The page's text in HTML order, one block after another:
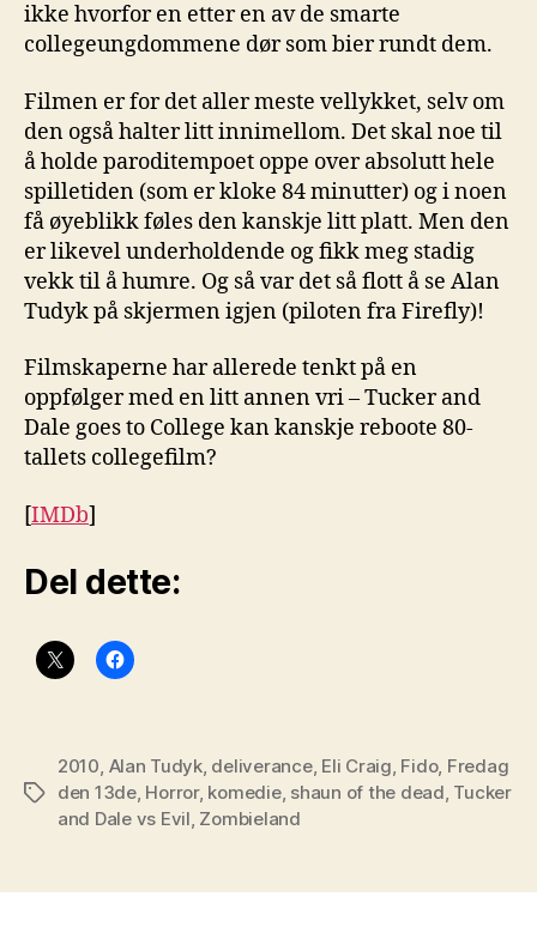
ikke hvorfor en etter en av de smarte
collegeungdommene dør som bier rundt dem.
Filmen er for det aller meste vellykket, selv om
den også halter litt innimellom. Det skal noe til
å holde paroditempoet oppe over absolutt hele
spilletiden (som er kloke 84 minutter) og i noen
få øyeblikk føles den kanskje litt platt. Men den
er likevel underholdende og fikk meg stadig
vekk til å humre. Og så var det så flott å se Alan
Tudyk på skjermen igjen (piloten fra Firefly)!
Filmskaperne har allerede tenkt på en
oppfølger med en litt annen vri – Tucker and
Dale goes to College kan kanskje reboote 80-
tallets collegefilm?
[IMDb]
Del dette:
Stikkord
2010, Alan Tudyk, deliverance, Eli Craig, Fido, Fredag
den 13de, Horror, komedie, shaun of the dead, Tucker
and Dale vs Evil, Zombieland